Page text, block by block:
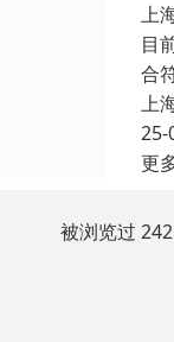
上
目
合
上
25-
更
被浏览过